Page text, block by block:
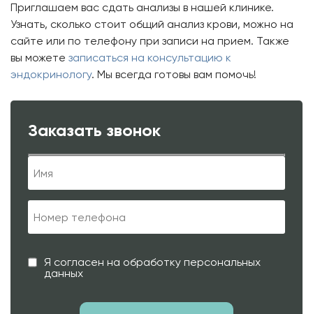
Приглашаем вас сдать анализы в нашей клинике.
Узнать, сколько стоит общий анализ крови, можно на
сайте или по телефону при записи на прием. Также
вы можете записаться на консультацию к
эндокринологу. Мы всегда готовы вам помочь!
Заказать звонок
Я согласен на обработку персональных
данных